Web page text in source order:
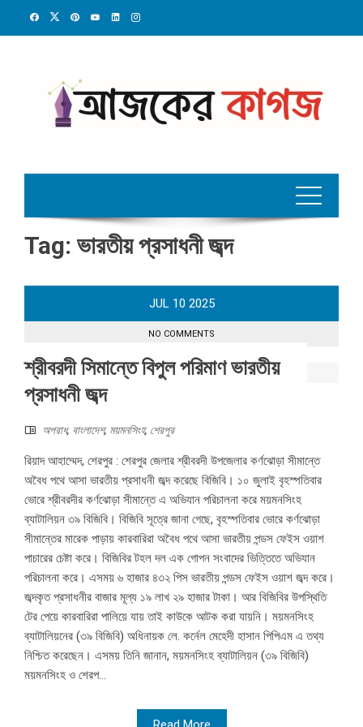
Tag: ভারতীয় প্রসাধনী জব্দ
JUL 10 2025
NO COMMENTS
শ্রীবরদী সিমান্তে বিপুল পরিমাণ ভারতীয়
প্রসাধনী জব্দ
অপরাধ, বাংলাদেশ, ময়মনসিংহ, শেরপুর
রিয়াদ আহাম্মেদ, শেরপুর : শেরপুর জেলার শ্রীবরদী উপজেলার কর্ণঝোড়া সীমান্তে
অবৈধ পথে আসা ভারতীয় প্রসাধনী জব্দ করেছে বিজিবি। ১০ জুলাই বৃহস্পতিবার
ভোরে শ্রীবরদীর কর্ণঝোড়া সীমান্তে এ অভিযান পরিচালনা করে ময়মনসিংহ
ব্যাটালিয়ন ৩৯ বিজিবি। বিজিবি সূত্রে জানা গেছে, বৃহস্পতিবার ভোরে কর্ণঝোড়া
সীমান্তের মারেক পাড়ায় কারবারিরা অবৈধ পথে আসা ভারতীয় পন্ডস ফেইস ওয়াশ
পাচারের চেষ্টা করে। বিজিবির টহল দল এক গোপন সংবাদের ভিত্তিতে অভিযান
পরিচালনা করে। এসময় ৬ হাজার ৪৩২ পিস ভারতীয় পন্ডস ফেইস ওয়াশ জব্দ করে।
জব্দকৃত প্রসাধনীর বাজার মূল্য ১৯ লাখ ২৯ হাজার টাকা। আর বিজিবির উপস্থিতি
টের পেয়ে কারবারিরা পালিয়ে যায় তাই কাউকে আটক করা যায়নি। ময়মনসিংহ
ব্যাটালিয়নের (৩৯ বিজিবি) অধিনায়ক লে. কর্নেল মেহেদী হাসান পিপিএম এ তথ্য
নিশ্চিত করেছেন। এসময় তিনি জানান, ময়মনসিংহ ব্যাটালিয়ন (৩৯ বিজিবি)
ময়মনসিংহ ও শেরপ...